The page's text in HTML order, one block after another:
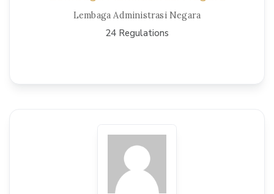
Lembaga Administrasi Negara
24 Regulations
View Details